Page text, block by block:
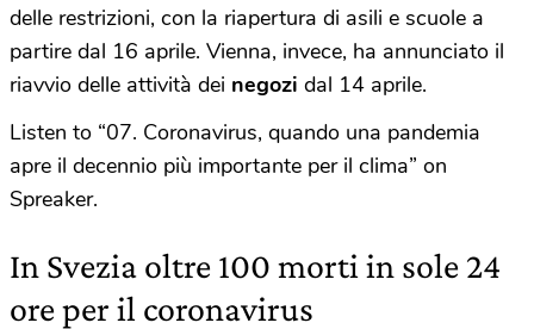
delle restrizioni, con la riapertura di asili e scuole a
partire dal 16 aprile. Vienna, invece, ha annunciato il
riavvio delle attività dei negozi dal 14 aprile.
Listen to “07. Coronavirus, quando una pandemia
apre il decennio più importante per il clima” on
Spreaker.
In Svezia oltre 100 morti in sole 24
ore per il coronavirus